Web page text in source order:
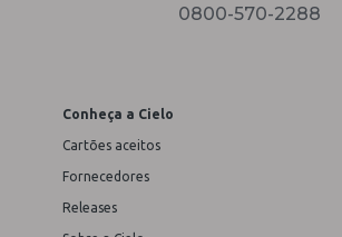
0800-570-2288
Conheça a Cielo
Cartões aceitos
Fornecedores
Releases